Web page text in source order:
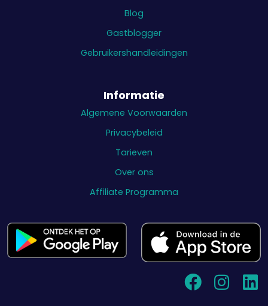
Blog
Gastblogger
Gebruikershandleidingen
Informatie
Algemene Voorwaarden
Privacybeleid
Tarieven
Over ons
Affiliate Programma